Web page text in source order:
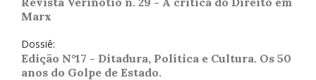
Marx
Dossiê:
Edição N°17 - Ditadura, Política e Cultura. Os 50
anos do Golpe de Estado.